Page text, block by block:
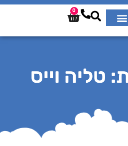
0
טליה וייס